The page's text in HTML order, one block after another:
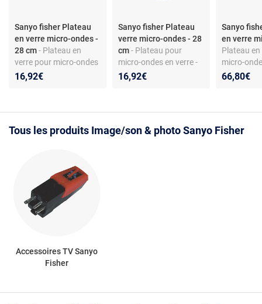
Sanyo fisher Plateau
en verre micro-ondes -
28 cm- Plateau en
verre pour micro-ondes
- Compatible Sanyo et
Bordure crantée pour
16,92€
Sanyo fisher Plateau
verre micro-ondes - 28
cm- Plateau pour
micro-ondes en verre -
Diamètre 28 cm -
16,92€
Sanyo
en verre
Plateau
micro-
66,80€
Tous les produits Image/son & photo Sanyo Fisher
Accessoires TV Sanyo
Fisher